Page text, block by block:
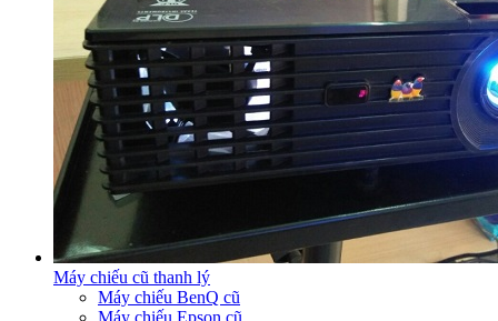
Máy chiếu cũ thanh lý
Máy chiếu BenQ cũ
Máy chiếu Epson cũ